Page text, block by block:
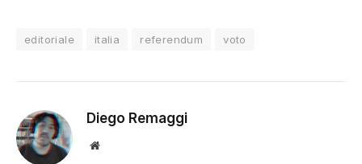
editoriale italia referendum voto
Diego Remaggi
Sito